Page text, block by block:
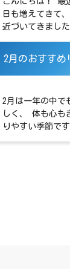
日も増えてきて
近づいてきまし
2月のおすすめ
2月は一年の中で
しく、 体も心も
りやすい季節で